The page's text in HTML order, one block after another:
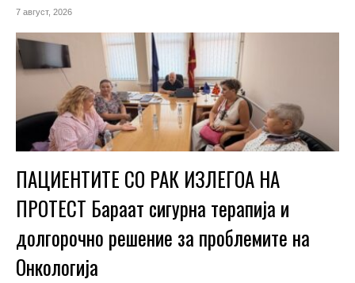
7 август, 2026
ПАЦИЕНТИТЕ СО РАК ИЗЛЕГОА НА
ПРОТЕСТ Бараат сигурна терапија и
долгорочно решение за проблемите на
Онкологија